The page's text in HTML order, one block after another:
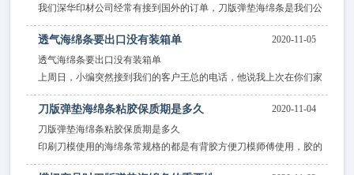
我们深华印材公司经常有接到国外的订单，刀版弹垫海绵条是我们公
司的主打产品，
透气海绵条要出口没有装箱单 2020-11-05
透气海绵条要出口没有装箱单
上周日，小编突然接到我们的客户王总的电话，他说我上次在你们家
买了200箱透气海绵条出口，但是没有相应的装箱单。
刀版弹垫海绵条粘胶保质期是多久 2020-11-04
刀版弹垫海绵条粘胶保质期是多久
印刷刀模使用的海绵条常规格的都是有背胶方便刀模师傅使用，胶的
粘性也是很重要，胶要是粘性不强很是麻烦，